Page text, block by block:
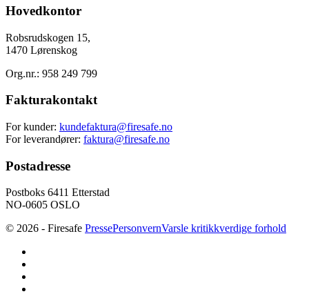
Hovedkontor
Robsrudskogen 15,
1470 Lørenskog
Org.nr.: 958 249 799
Fakturakontakt
For kunder: kundefaktura@firesafe.no
For leverandører: faktura@firesafe.no
Postadresse
Postboks 6411 Etterstad
NO-0605 OSLO
© 2026 - Firesafe PressePersonvernVarsle kritikkverdige forhold